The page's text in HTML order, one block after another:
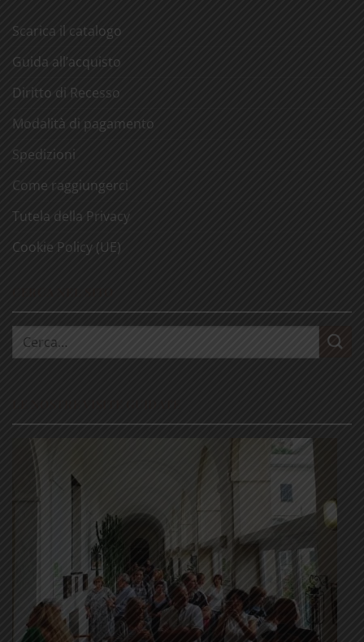
Scarica il catalogo
Guida all’acquisto
Diritto di Recesso
Modalità di pagamento
Spedizioni
Come raggiungerci
Tutela della Privacy
Cookie Policy (UE)
Cerca: